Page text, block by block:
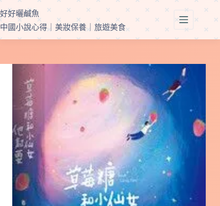
至
主
要
容
好好曬鹹魚
中國小說心得｜美妝保養｜旅遊美食